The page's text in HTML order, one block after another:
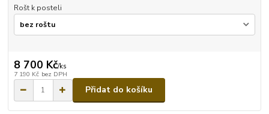
Rošt k posteli
8 700 Kč/ks
7 190 Kč bez DPH
Přidat do košíku